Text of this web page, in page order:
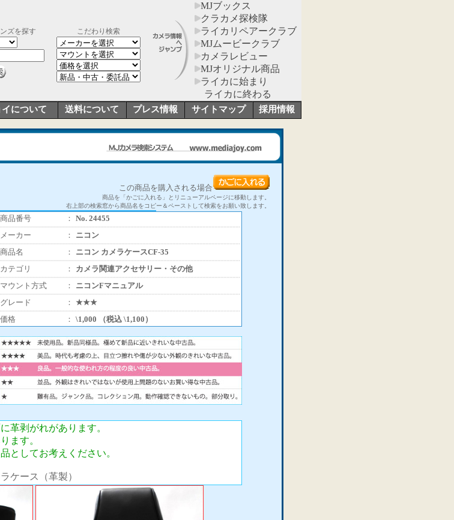
ズを探す こだわり検索
MJブックス
クラカメ探検隊
ライカリペアークラブ
MJムービークラブ
カメラレビュー
MJオリジナル商品
ライカに始まり
ライカに終わる
について 送料について プレス情報 サイトマップ 採用情報
この商品を購入される場合
商品を「かごに入れる」とリニューアルページに移動します。
右上部の検索窓から商品名をコピー＆ペーストして検索をお願い致します。
商品番号 ： No. 24455
メーカー
：
ニコン
商品名
：
ニコン カメラケースCF-35
カテゴリ
：
カメラ関連アクセサリー・その他
マウント方式
：
ニコンFマニュアル
グレード
： ★★★
価格
： \1,000 （税込 \1,100）
革剥がれがあります。
ます。
としてお考えください。
ケース（革製）